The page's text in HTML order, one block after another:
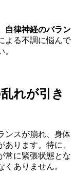
自律神経のバラン
よる不調に悩んで
れが引き
ンスが崩れ、身体
ります。特に、
常に緊張状態とな
ありません。